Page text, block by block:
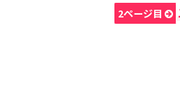
2ページ目